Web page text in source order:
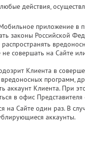
любые действия,
приложение в
законы Российской
не совершать на Сайте
Клиента в
программ,
аккаунт Клиента. При
в офис Представителя
на Сайте один раз. В
аккаунты.